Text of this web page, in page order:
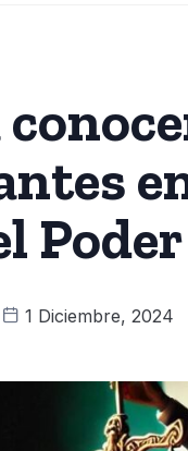
1 Diciembre, 2024